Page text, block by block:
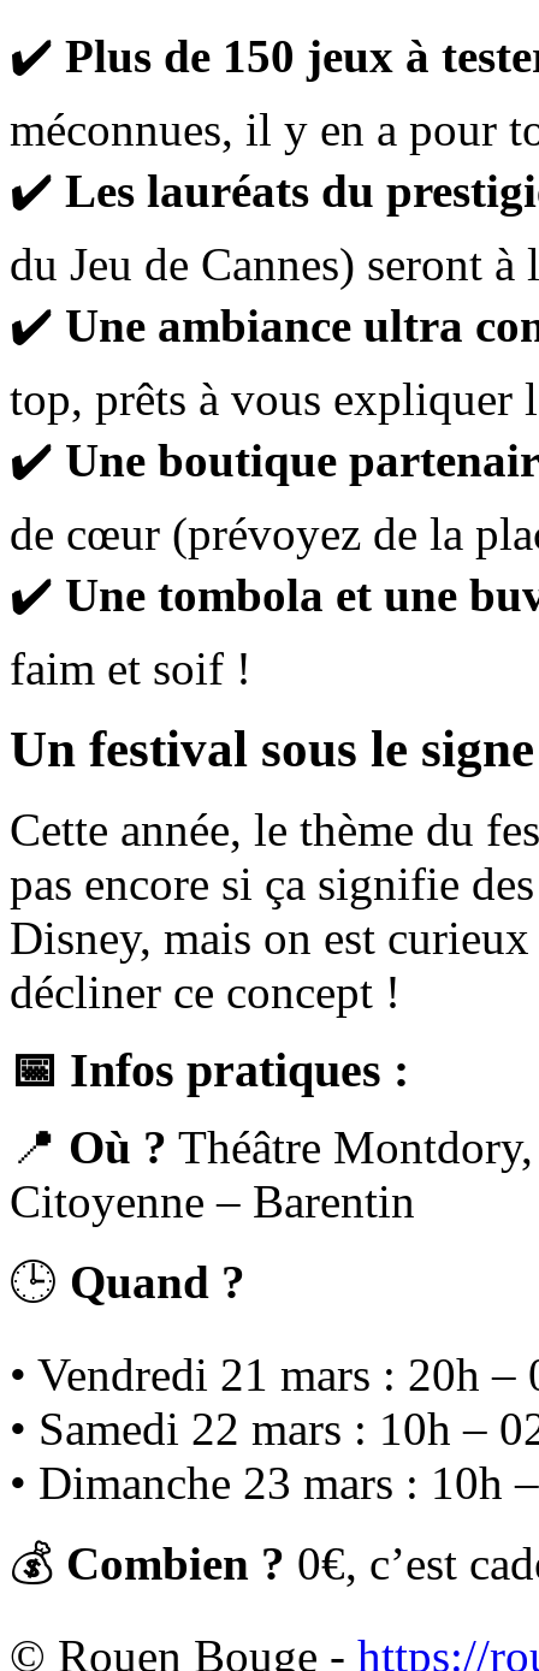
✔️ Plus de 150 jeux à
méconnues, il y en a pour
✔️ Les lauréats du
du Jeu de Cannes) seront à
✔️ Une ambiance ultra
top, prêts à vous expliquer
✔️ Une boutique
de cœur (prévoyez de la
✔️ Une tombola et une
faim et soif !
Un festival sous le
Cette année, le thème du
pas encore si ça signifie
Disney, mais on est
décliner ce concept !
📅 Infos pratiques :
📍 Où ? Théâtre
Citoyenne – Barentin
🕒 Quand ?
• Vendredi 21 mars : 20h –
• Samedi 22 mars : 10h –
• Dimanche 23 mars : 10h
💰 Combien ? 0€, c’est
© Rouen Bouge - https://